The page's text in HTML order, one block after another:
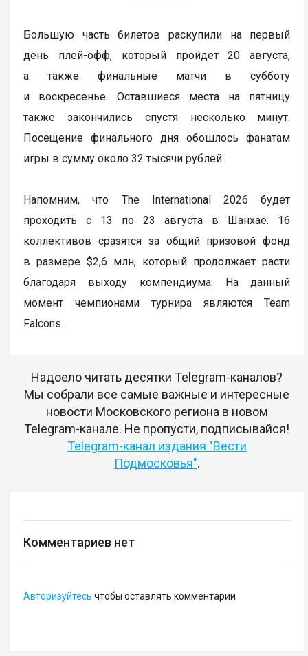
Большую часть билетов раскупили на первый
день плей-офф, который пройдет 20 августа,
а также финальные матчи в субботу
и воскресенье. Оставшиеся места на пятницу
также закончились спустя несколько минут.
Посещение финального дня обошлось фанатам
игры в сумму около 32 тысячи рублей.
Напомним, что The International 2026 будет
проходить с 13 по 23 августа в Шанхае. 16
коллективов сразятся за общий призовой фонд
в размере $2,6 млн, который продолжает расти
благодаря выходу компендиума. На данный
момент чемпионами турнира являются Team
Falcons.
Надоело читать десятки Telegram-каналов?
Мы собрали все самые важные и интересные
новости Московского региона в новом
Telegram-канале. Не пропусти, подписывайся!
Telegram-канал издания "Вести
Подмосковья".
Комментариев нет
Авторизуйтесь чтобы оставлять комментарии